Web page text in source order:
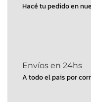
Hacé tu pedido en
Envíos en 24hs
A todo el pais por